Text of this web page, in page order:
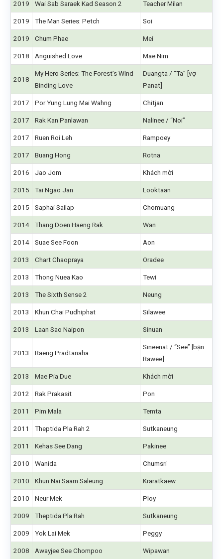
2019 Wai Sab Saraek Kad Season 2 Teacher Milan
2019 The Man Series: Petch Soi
2019 Chum Phae Mei
2018 Anguished Love Mae Nim
2018
My Hero Series: The Forest’s Wind
Binding Love
Duangta / “Ta” [vợ
Panat]
2017 Por Yung Lung Mai Wahng Chitjan
2017 Rak Kan Panlawan Nalinee / “Noi”
2017 Ruen Roi Leh Rampoey
2017 Buang Hong Rotna
2016 Jao Jom Khách mời
2015 Tai Ngao Jan Looktaan
2015 Saphai Sailap Chomuang
2014 Thang Doen Haeng Rak Wan
2014 Suae See Foon Aon
2013 Chart Chaopraya Oradee
2013 Thong Nuea Kao Tewi
2013 The Sixth Sense 2 Neung
2013 Khun Chai Pudhiphat Silawee
2013 Laan Sao Naipon Sinuan
2013 Raeng Pradtanaha
Sineenat / “See” [bạn
Rawee]
2013 Mae Pia Due Khách mời
2012 Rak Prakasit Pon
2011 Pim Mala Temta
2011 Theptida Pla Rah 2 Sutkaneung
2011 Kehas See Dang Pakinee
2010 Wanida Chumsri
2010 Khun Nai Saam Saleung Kraratkaew
2010 Neur Mek Ploy
2009 Theptida Pla Rah Sutkaneung
2009 Yok Lai Mek Peggy
2008 Awayjee See Chompoo Wipawan